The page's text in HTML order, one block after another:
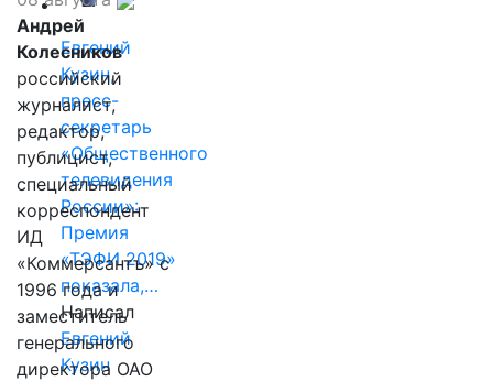
Евгений
Кузин,
пресс-
секретарь
«Общественного
телевидения
России»:
Премия
«ТЭФИ 2019»
показала,…
Написал
Евгений
Кузин
Андрей
Колесников
российский
журналист,
редактор,
публицист,
специальный
корреспондент
ИД
«Коммерсантъ» с
1996 года и
заместитель
генерального
директора ОАО